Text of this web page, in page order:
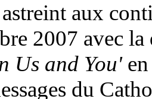
aux
2007 avec
Us and You'en
du